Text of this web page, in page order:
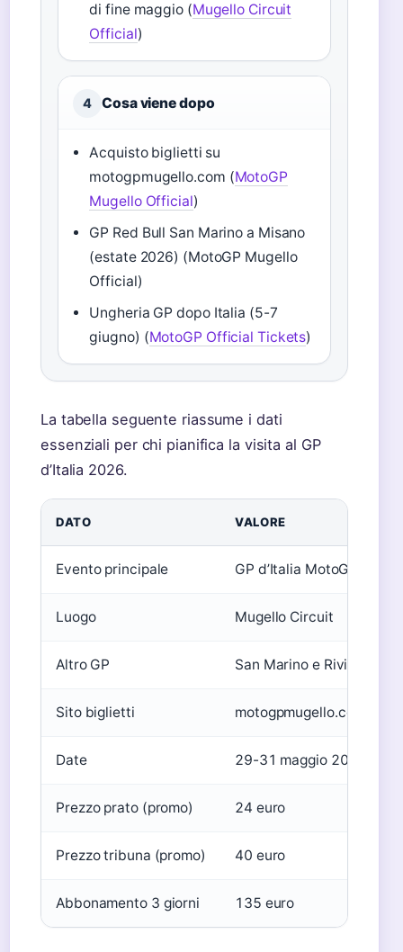
di fine maggio (Mugello Circuit
Official)
4 Cosa viene dopo
Acquisto biglietti su
motogpmugello.com (MotoGP
Mugello Official)
GP Red Bull San Marino a Misano
(estate 2026) (MotoGP Mugello
Official)
Ungheria GP dopo Italia (5-7
giugno) (MotoGP Official Tickets)
La tabella seguente riassume i dati
essenziali per chi pianifica la visita al GP
d’Italia 2026.
DATO VALORE
Evento principale GP d’Italia MotoGP
Luogo Mugello Circuit
Altro GP San Marino e Riviera di
Sito biglietti motogpmugello.com
Date 29-31 maggio 2026
Prezzo prato (promo) 24 euro
Prezzo tribuna (promo) 40 euro
Abbonamento 3 giorni 135 euro